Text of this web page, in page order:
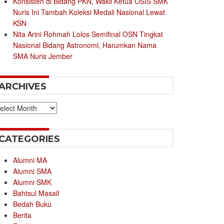
Nuris Ini Tambah Koleksi Medali Nasional Lewat
KSN
Nita Arini Rohmah Lolos Semifinal OSN Tingkat
Nasional Bidang Astronomi, Harumkan Nama
SMA Nuris Jember
Alumni MA
Alumni SMA
Alumni SMK
Bahtsul Masail
Bedah Buku
Berita